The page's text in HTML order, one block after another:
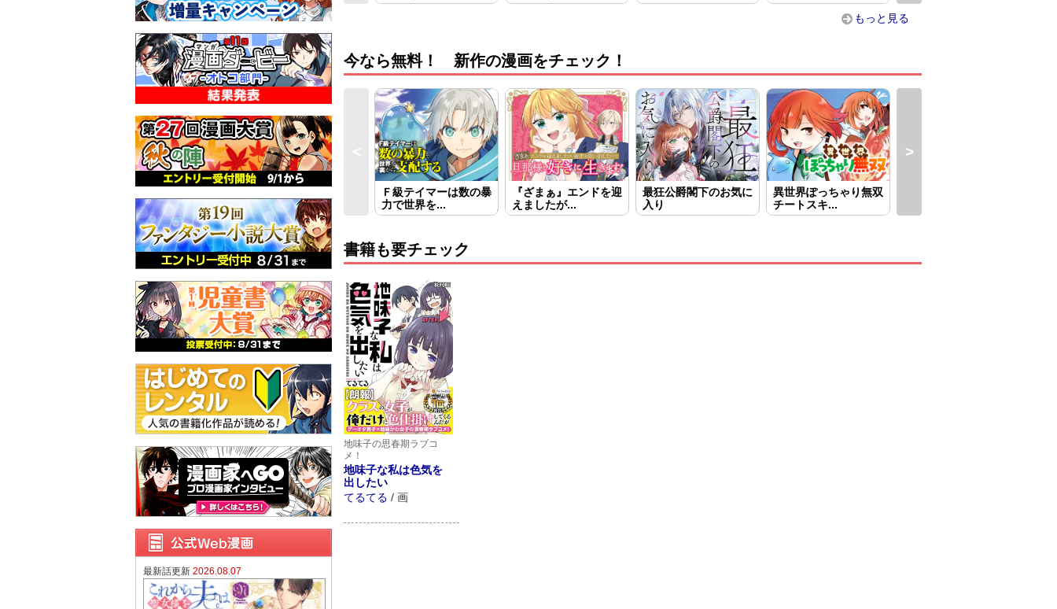
もっと見る
今なら無料！ 新作の漫画をチェック！
Ｆ級テイマーは数の暴
力で世界を...
『ざまぁ』エンドを迎
えましたが...
最狂公爵閣下のお気に
入り
異世界ぽっちゃり無双
チートスキ...
書籍も要チェック
地味子の思春期ラブコ
メ！
地味子な私は色気を
出したい
てるてる / 画
最新話更新 2026.08.07